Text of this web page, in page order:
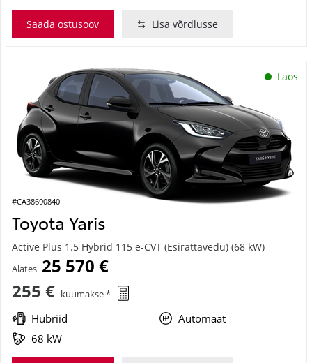
Saada ostusoov Lisa võrdlusse
Laos
#CA38690840
Toyota Yaris
Active Plus 1.5 Hybrid 115 e-CVT (Esirattavedu) (68 kW)
Alates 25 570 €
255 € kuumakse *
Hübriid
Automaat
68 kW